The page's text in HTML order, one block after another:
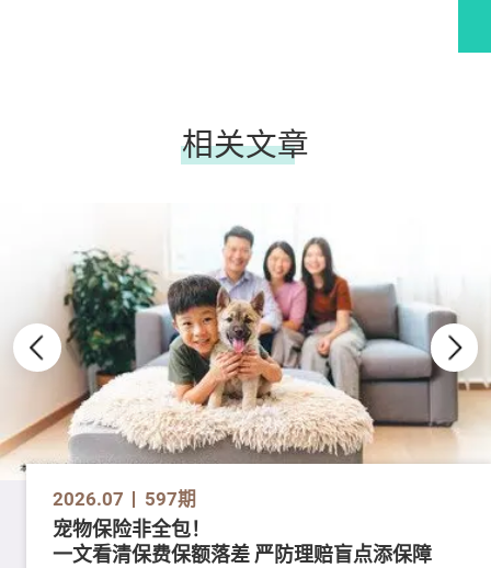
相关文章
2026.07 597期
宠物保险非全包！
一文看清保费保额落差 严防理赔盲点添保障